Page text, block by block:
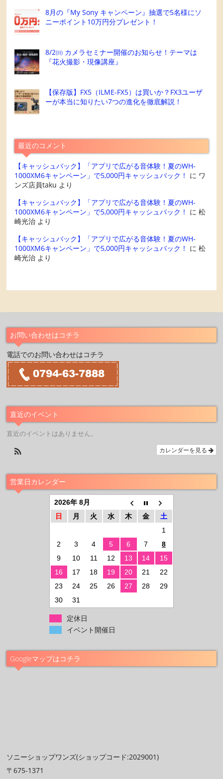
8月の『My Sony キャンペーン』抽選で5名様にソ
ニーポイント10万円分プレゼント！
8/2㈰ カメラセミナー開催のお知らせ！テーマは
『花火撮影・現像講座』
【保存版】FX5（ILME-FX5）は買いか？FX3ユーザ
ーが本当に知りたい7つの進化を徹底解説！
最近のコメント
【キャッシュバック】「アプリで広がる音体験！夏のWH-
1000XM6キャンペーン」で5,000円キャッシュバック！ に ワ
ンズ店員taku より
【キャッシュバック】「アプリで広がる音体験！夏のWH-
1000XM6キャンペーン」で5,000円キャッシュバック！ に松
崎光治 より
【キャッシュバック】「アプリで広がる音体験！夏のWH-
1000XM6キャンペーン」で5,000円キャッシュバック！ に松
崎光治 より
お問い合わせはコチラ
電話でのお問い合わせはコチラ
直近のイベント
直近のイベントはありません。
カレンダーを見る
営業日カレンダー
2026年 8月
日
月 火 水 木 金
土
1
2
3 4 5 6 7
8
9
10 11 12 13 14
15
16
17 18 19 20 21
22
23
24 25 26 27 28
29
30
31
定休日
イベント開催日
Googleマップはコチラ
ソニーショップワンズ(ショップコード:2029001)
〒675-1371